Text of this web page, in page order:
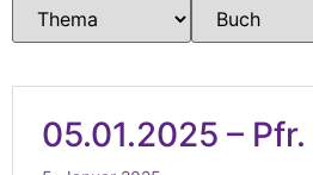
05.01.2025 –